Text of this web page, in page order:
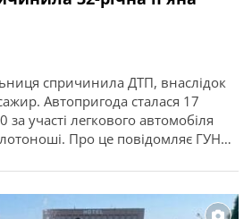
спричинила ДТП, внаслідок
Автопригода сталася 17
участі легкового автомобіля
Про це повідомляє ГУНП
водійка, рухаючись вулицею
залізничного переїзду не
швидкості, не впоралася з